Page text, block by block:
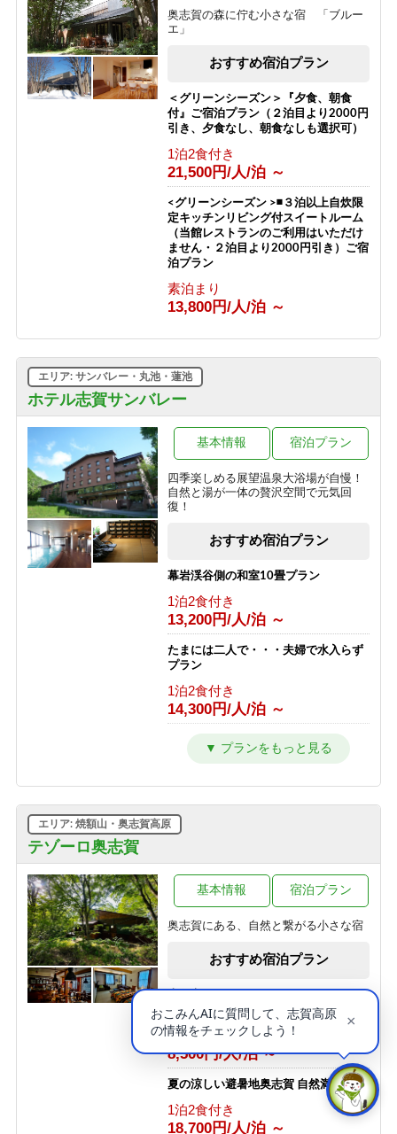
原」で涼を満喫 チェックイン時26度
以上なら1ドリンクサービス
10,100円/人/泊 ～
11,200円/人/泊 ～
奥志賀の森に佇む小さな宿 「ブルー
エ」
おすすめ宿泊プラン
＜グリーンシーズン＞『夕食、朝食
付』ご宿泊プラン（２泊目より2000円
引き、夕食なし、朝食なしも選択可）
1泊2食付き
21,500円/人/泊 ～
<グリーンシーズン >◾️３泊以上自炊限
定キッチンリビング付スイートルーム
（当館レストランのご利用はいただけ
ません・２泊目より2000円引き）ご宿
泊プラン
素泊まり
13,800円/人/泊 ～
ホテル志賀サンバレー
エリア: サンバレー・丸池・蓮池
四季楽しめる展望温泉大浴場が自慢！
自然と湯が一体の贅沢空間で元気回
復！
基本情報 宿泊プラン
おすすめ宿泊プラン
幕岩渓谷側の和室10畳プラン
1泊2食付き
13,200円/人/泊 ～
たまには二人で・・・夫婦で水入らず
プラン
1泊2食付き
14,300円/人/泊 ～
早めの夕食17：50 ＆ 料理一括出しで
お得に泊まる！（和室10畳）
【洋室・２食付】お二人でゆっくり
14,850円/人/泊 ～
１泊２食付基本プラン【部屋おまか
せ】
1泊2食付き
早めの夕食17：50 ＆ 料理一括出しで
お得に泊まる！
12,100円/人/泊 ～
＜連泊＞１泊２食付基本プラン【部屋
おまかせ】
テゾーロ奥志賀
エリア: 焼額山・奥志賀高原
奥志賀にある、自然と繋がる小さな宿
基本情報 宿泊プラン
おすすめ宿泊プラン
志賀高原100 SHIGAKOGEN 100 ト
レイルレース
素泊まり
8,500円/人/泊 ～
夏の涼しい避暑地奥志賀 自然満喫体験
1泊2食付き
18,700円/人/泊 ～